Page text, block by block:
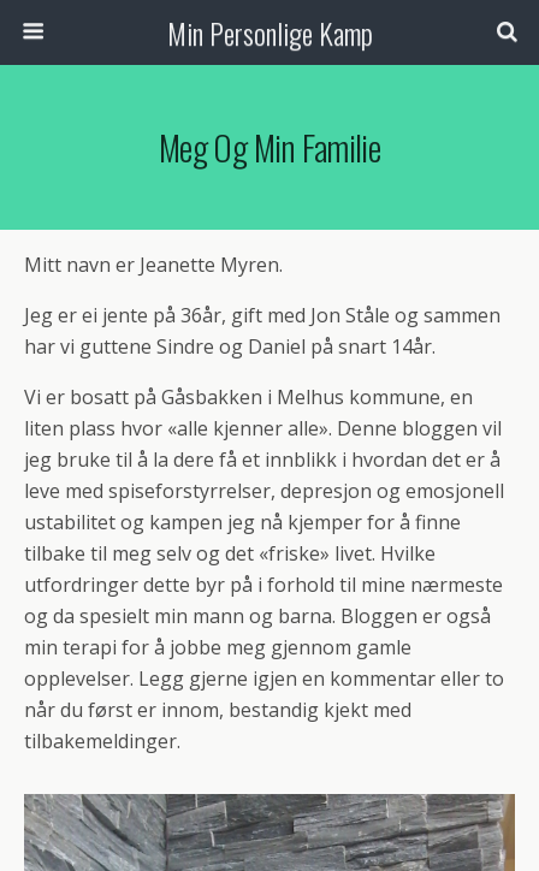
Min Personlige Kamp
Meg Og Min Familie
Mitt navn er Jeanette Myren.
Jeg er ei jente på 36år, gift med Jon Ståle og sammen
har vi guttene Sindre og Daniel på snart 14år.
Vi er bosatt på Gåsbakken i Melhus kommune, en
liten plass hvor «alle kjenner alle». Denne bloggen vil
jeg bruke til å la dere få et innblikk i hvordan det er å
leve med spiseforstyrrelser, depresjon og emosjonell
ustabilitet og kampen jeg nå kjemper for å finne
tilbake til meg selv og det «friske» livet. Hvilke
utfordringer dette byr på i forhold til mine nærmeste
og da spesielt min mann og barna. Bloggen er også
min terapi for å jobbe meg gjennom gamle
opplevelser. Legg gjerne igjen en kommentar eller to
når du først er innom, bestandig kjekt med
tilbakemeldinger.